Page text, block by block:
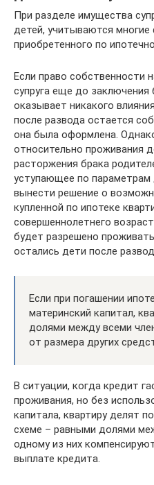
При разделе имущества
детей, учитываются
приобретенного по
Если право собственности
супруга еще до заключения
оказывает никакого
после развода остается
она была оформлена.
относительно проживания
расторжения брака
уступающее по параметрам
вынести решение о
купленной по ипотеке
совершеннолетнего
будет разрешено
остались дети после
Если при погашении
материнский капитал,
долями между всеми
от размера других
В ситуации, когда кредит
проживания, но без
капитала, квартиру делят
схеме – равными долями
одному из них
выплате кредита.